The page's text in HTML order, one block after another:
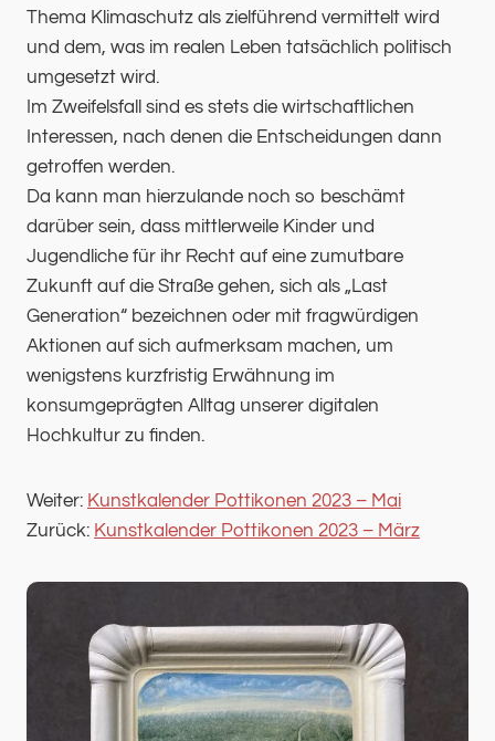
Thema Klimaschutz als zielführend vermittelt wird
und dem, was im realen Leben tatsächlich politisch
umgesetzt wird.
Im Zweifelsfall sind es stets die wirtschaftlichen
Interessen, nach denen die Entscheidungen dann
getroffen werden.
Da kann man hierzulande noch so beschämt
darüber sein, dass mittlerweile Kinder und
Jugendliche für ihr Recht auf eine zumutbare
Zukunft auf die Straße gehen, sich als „Last
Generation“ bezeichnen oder mit fragwürdigen
Aktionen auf sich aufmerksam machen, um
wenigstens kurzfristig Erwähnung im
konsumgeprägten Alltag unserer digitalen
Hochkultur zu finden.
Weiter: Kunstkalender Pottikonen 2023 – Mai
Zurück: Kunstkalender Pottikonen 2023 – März